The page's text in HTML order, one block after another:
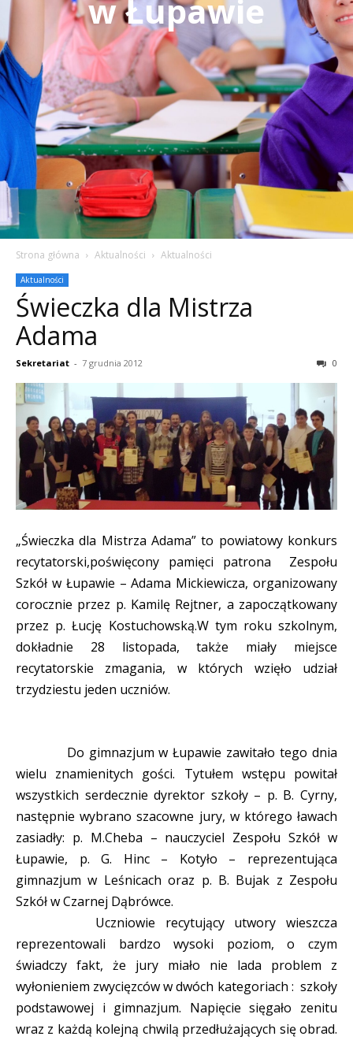
w Łupawie
Strona główna Aktualności Aktualności
Aktualności
Świeczka dla Mistrza
Adama
Sekretariat - 7 grudnia 2012 0
„Świeczka dla Mistrza Adama” to powiatowy konkurs
recytatorski,poświęcony pamięci patrona Zespołu
Szkół w Łupawie – Adama Mickiewicza, organizowany
corocznie przez p. Kamilę Rejtner, a zapoczątkowany
przez p. Łucję Kostuchowską.W tym roku szkolnym,
dokładnie 28 listopada, także miały miejsce
recytatorskie zmagania, w których wzięło udział
trzydziestu jeden uczniów.
Do gimnazjum w Łupawie zawitało tego dnia
wielu znamienitych gości. Tytułem wstępu powitał
wszystkich serdecznie dyrektor szkoły – p. B. Cyrny,
następnie wybrano szacowne jury, w którego ławach
zasiadły: p. M.Cheba – nauczyciel Zespołu Szkół w
Łupawie, p. G. Hinc – Kotyło – reprezentująca
gimnazjum w Leśnicach oraz p. B. Bujak z Zespołu
Szkół w Czarnej Dąbrówce.
Uczniowie recytujący utwory wieszcza
reprezentowali bardzo wysoki poziom, o czym
świadczy fakt, że jury miało nie lada problem z
wyłonieniem zwycięzców w dwóch kategoriach : szkoły
podstawowej i gimnazjum. Napięcie sięgało zenitu
wraz z każdą kolejną chwilą przedłużających się obrad.